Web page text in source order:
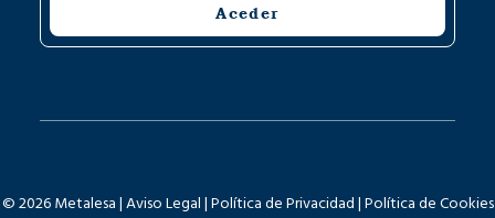
Aceder
© 2026 Metalesa | Aviso Legal | Política de Privacidad | Política de Cookies